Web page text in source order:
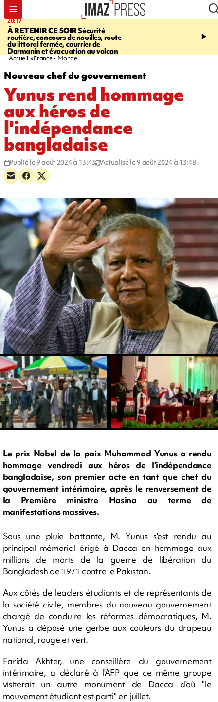
20:17
À RETENIR CE SOIRSécurité
routière, concours de nouilles, route
du littoral fermée, courrier de
Darmanin et évacuation au volcan
08:26
rencontre d'un géant
Accueil France - Monde
Nouveau chef du gouvernement
Yunus rend hommage
aux héros de
l'indépendance
bangladaise
Publié le 9 août 2024 à 13:43 Actualisé le 9 août 2024 à 13:48
Le prix Nobel de la paix Muhammad Yunus a rendu
hommage vendredi aux héros de l'indépendance
bangladaise, son premier acte en tant que chef du
gouvernement intérimaire, après le renversement de
la Première ministre Hasina au terme de
manifestations massives.
Sous une pluie battante, M. Yunus s'est rendu au
principal mémorial érigé à Dacca en hommage aux
millions de morts de la guerre de libération du
Bangladesh de 1971 contre le Pakistan.
Aux côtés de leaders étudiants et de représentants de
la société civile, membres du nouveau gouvernement
chargé de conduire les réformes démocratiques, M.
Yunus a déposé une gerbe aux couleurs du drapeau
national, rouge et vert.
Farida Akhter, une conseillère du gouvernement
intérimaire, a déclaré à l'AFP que ce même groupe
visiterait un autre monument de Dacca d'où "le
mouvement étudiant est parti" en juillet.